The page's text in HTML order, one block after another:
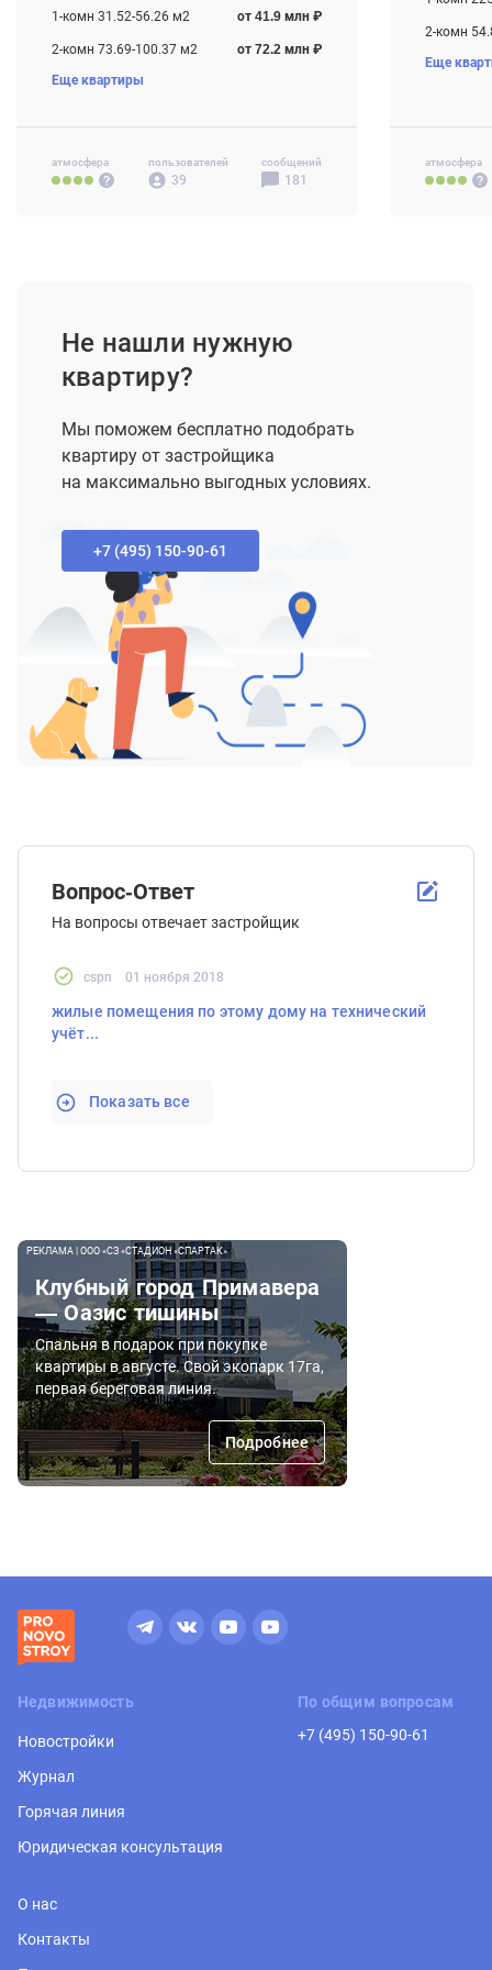
Вопрос-Ответ
На вопросы отвечает застройщик
cspn 01 ноября 2018
жилые помещения по этому дому на технический
учёт...
Показать все
РЕКЛАМА | ООО «СЗ «СТАДИОН «СПАРТАК»
Клубный город Примавера
— Оазис тишины
Спальня в подарок при покупке
квартиры в августе. Свой экопарк 17га,
первая береговая линия.
Подробнее
1-комн 31.52-56.26 м2 от 41.9 млн ₽
2-комн 73.69-100.37 м2 от 72.2 млн ₽
3-комн 96.45-149.04 м2
Еще квартиры
атмосфера пользователей
39
сообщений
181
2-комн
3-комн
Своб.
Еще
атмосфера
Не нашли нужную
квартиру?
Мы поможем бесплатно подобрать
квартиру от застройщика
на максимально выгодных условиях.
+7 (495) 150-90-61‬
Недвижимость
Новостройки
Журнал
Горячая линия
Юридическая консультация
По общим вопросам
+7 (495) 150-90-61
О нас
Контакты